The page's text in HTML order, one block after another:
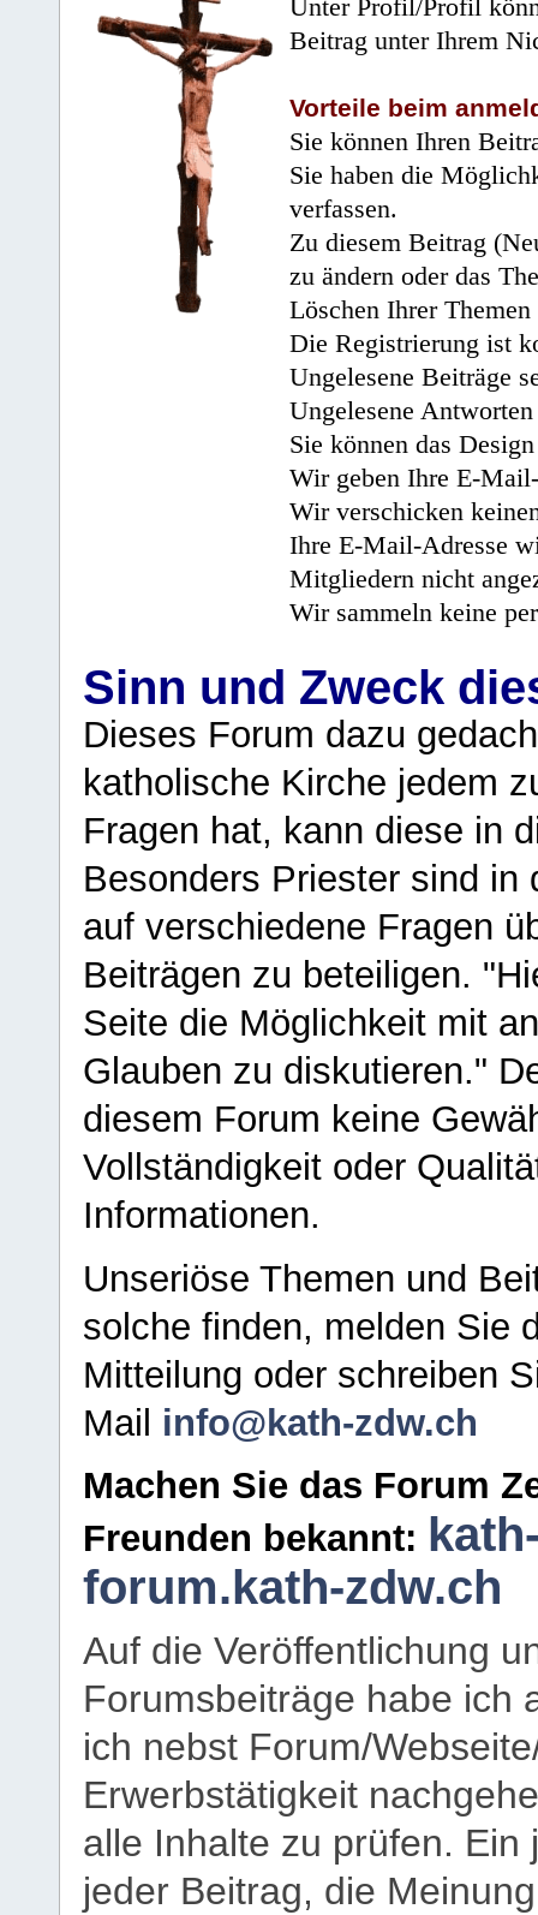
Unter Profil/Profil
Beitrag unter Ihrem
Vorteile beim
Sie können Ihren
Sie haben die
verfassen.
Zu diesem Beitrag
zu ändern oder das
Löschen Ihrer
Die Registrierung ist
Ungelesene Beiträge
Ungelesene
Sie können das
Wir geben Ihre E-
Wir verschicken
Ihre E-Mail-Adresse
Mitgliedern nicht
Wir sammeln keine
Sinn und Zweck
Dieses Forum dazu
katholische Kirche jedem
Fragen hat, kann diese in
Besonders Priester sind in
auf verschiedene Fragen
Beiträgen zu beteiligen.
Seite die Möglichkeit mit
Glauben zu diskutieren."
diesem Forum keine
Vollständigkeit oder
Informationen.
Unseriöse Themen und
solche finden, melden Sie
Mitteilung oder schreiben
Mail info@kath-zdw.ch
Machen Sie das Forum
Freunden bekannt:
forum.kath-zdw.ch
Auf die Veröffentlichung
Forumsbeiträge habe ich
ich nebst Forum/
Erwerbstätigkeit
alle Inhalte zu prüfen.
jeder Beitrag, die